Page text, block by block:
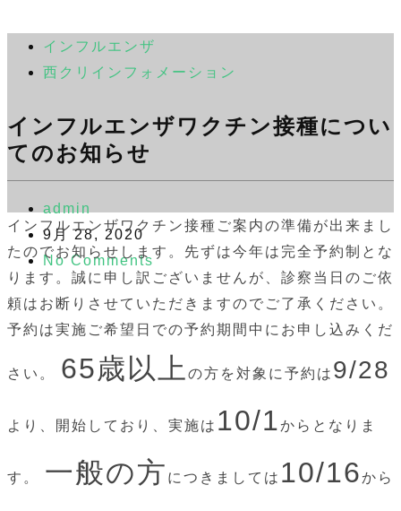
インフルエンザ
西クリインフォメーション
インフルエンザワクチン接種につい
てのお知らせ
admin
9月 28, 2020
No Comments
インフルエンザワクチン接種ご案内の準備が出来まし
たのでお知らせします。先ずは今年は完全予約制とな
ります。誠に申し訳ございませんが、診察当日のご依
頼はお断りさせていただきますのでご了承ください。
予約は実施ご希望日での予約期間中にお申し込みくだ
さい。 65歳以上 の方を対象に予約は 9/28
より、開始しており、 実施は 10/1からとなりま
す。 一般の方 につきましては 10/16から